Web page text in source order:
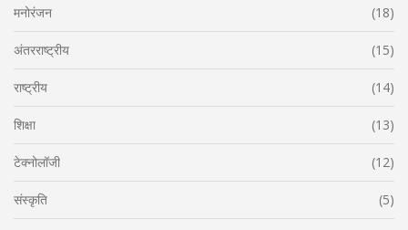
मनोरंजन (18)
अंतरराष्ट्रीय (15)
राष्ट्रीय (14)
शिक्षा (13)
टेक्नोलॉजी (12)
संस्कृति (5)